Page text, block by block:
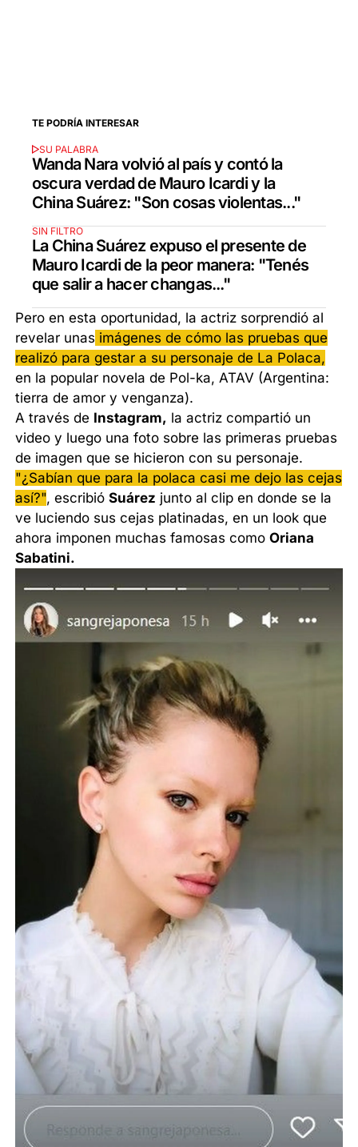
TE PODRÍA INTERESAR
SU PALABRA
Wanda Nara volvió al país y contó la
oscura verdad de Mauro Icardi y la
China Suárez: "Son cosas violentas..."
SIN FILTRO
La China Suárez expuso el presente de
Mauro Icardi de la peor manera: "Tenés
que salir a hacer changas..."
Pero en esta oportunidad, la actriz sorprendió al
revelar unas imágenes de cómo las pruebas que
realizó para gestar a su personaje de La Polaca,
en la popular novela de Pol-ka, ATAV (Argentina:
tierra de amor y venganza).
A través de Instagram, la actriz compartió un
video y luego una foto sobre las primeras pruebas
de imagen que se hicieron con su personaje.
"¿Sabían que para la polaca casi me dejo las cejas
así?", escribióSuárez junto al clip en donde se la
ve luciendo sus cejas platinadas, en un look que
ahora imponen muchas famosas comoOriana
Sabatini.